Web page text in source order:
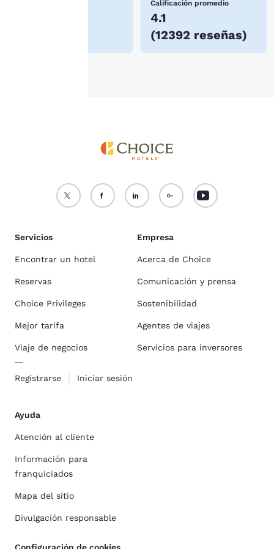
Calificación promedio
4.1
(12392 reseñas)
Aceptar todas las cookies Rechazar todas las
Servicios
Encontrar un hotel
Reservas
Choice Privileges
Mejor tarifa
Viaje de negocios
Registrarse Iniciar sesión
Empresa
Acerca de Choice
Comunicación y prensa
Sostenibilidad
Agentes de viajes
Servicios para inversores
Ayuda
Atención al cliente
Información para
franquiciados
Mapa del sitio
Divulgación responsable